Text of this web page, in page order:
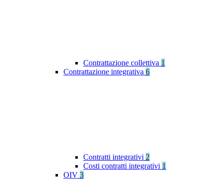
Contrattazione collettiva 1
Contrattazione integrativa 6
Contratti integrativi 2
Costi contratti integrativi 1
OIV 3